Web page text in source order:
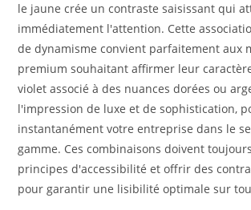
le jaune crée un contraste saisissant qui
immédiatement l'attention. Cette
de dynamisme convient parfaitement aux
premium souhaitant affirmer leur
violet associé à des nuances dorées ou
l'impression de luxe et de sophistication,
instantanément votre entreprise dans le
gamme. Ces combinaisons doivent
principes d'accessibilité et offrir des
pour garantir une lisibilité optimale sur